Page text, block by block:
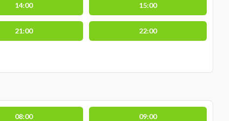
14:00 15:00
21:00 22:00
08:00 09:00